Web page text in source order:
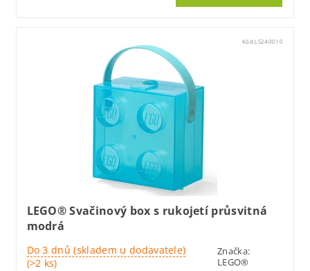
Kód:LS240010
LEGO® Svačinový box s rukojetí průsvitná
modrá
Do 3 dnů (skladem u dodavatele)
(>2 ks)
Značka:
LEGO®